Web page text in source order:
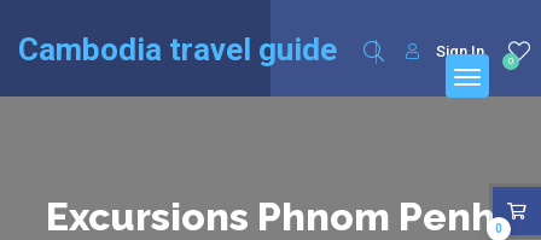
Cambodia travel guide 0
Sign In
Excursions Phnom Penh0